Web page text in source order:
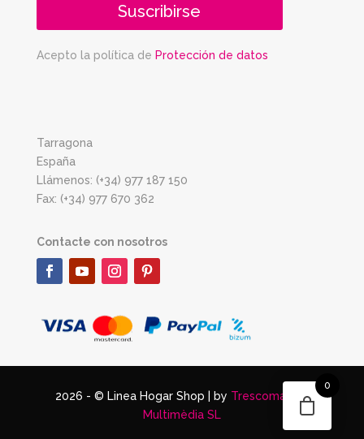
Suscribirse
Acepto la política de Protección de datos
Tarragona
España
Llámenos: (+34) 977 187 150
Fax: (+34) 977 670 362
Contacte con nosotros
2026 - © Linea Hogar Shop | by Trescomatres
Multimèdia SL
0